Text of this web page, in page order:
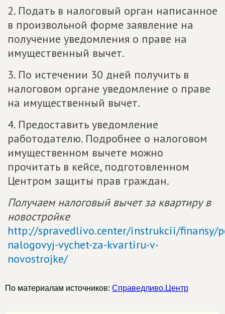
2. Подать в налоговый орган написанное
в произвольной форме заявление на
получение уведомления о праве на
имущественный вычет.
3. По истечении 30 дней получить в
налоговом органе уведомление о праве
на имущественный вычет.
4. Предоставить уведомление
работодателю. Подробнее о налоговом
имущественном вычете можно
прочитать в кейсе, подготовленном
Центром защиты прав граждан.
Получаем налоговый вычет за квартиру в
новостройке
http://spravedlivo.center/instrukcii/finansy/
nalogovyj-vychet-za-kvartiru-v-
novostrojke/
По материалам источников: Справедливо.Центр